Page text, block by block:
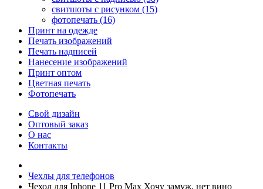
свитшоты с рисунком (15)
фотопечать (16)
Принт на одежде
Печать изображений
Печать надписей
Нанесение изображений
Принт оптом
Цветная печать
Фотопечать
Свой дизайн
Оптовый заказ
О нас
Контакты
Чехлы для телефонов
Чехол для Iphone 11 Pro Max Хочу замуж, нет вино